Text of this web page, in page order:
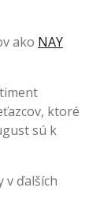
ako NAY
ktoré
sú k
v ďalších